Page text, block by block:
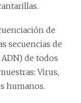
de
secuencias de
de todos
Virus,
humanos.